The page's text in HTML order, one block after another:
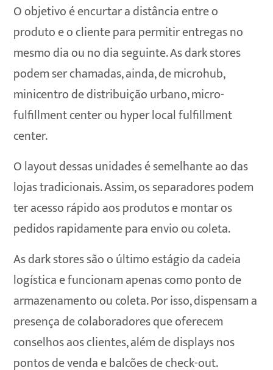
O objetivo é encurtar a distância entre o
produto e o cliente para permitir entregas no
mesmo dia ou no dia seguinte. As dark stores
podem ser chamadas, ainda, de microhub,
minicentro de distribuição urbano, micro-
fulfillment center ou hyper local fulfillment
center.
O layout dessas unidades é semelhante ao das
lojas tradicionais. Assim, os separadores podem
ter acesso rápido aos produtos e montar os
pedidos rapidamente para envio ou coleta.
As dark stores são o último estágio da cadeia
logística e funcionam apenas como ponto de
armazenamento ou coleta. Por isso, dispensam a
presença de colaboradores que oferecem
conselhos aos clientes, além de displays nos
pontos de venda e balcões de check-out.